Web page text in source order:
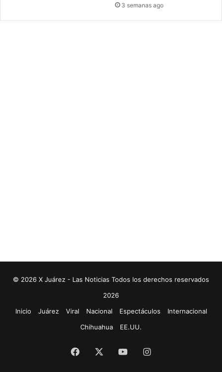
3 semanas ago
© 2026 X Juárez - Las Noticias Todos los derechos reservados
2026
Inicio
Juárez Viral Nacional Espectáculos
Internacional
Chihuahua
EE.UU.
Facebook YouTubeInstagram